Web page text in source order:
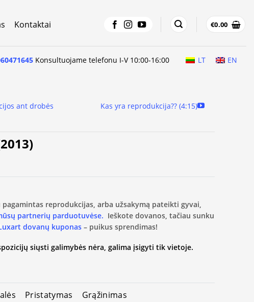
Kontaktai €0.00
Konsultuojame telefonu I-V 10:00-16:00 LT EN
ant drobės Kas yra reprodukcija?? (4:15)
reprodukcijas, arba užsakymą pateikti gyvai,
partnerių parduotuvėse. Ieškote dovanos, tačiau sunku
dovanų kuponas – puikus sprendimas!
siųsti galimybės nėra, galima įsigyti tik vietoje.
Pristatymas Grąžinimas